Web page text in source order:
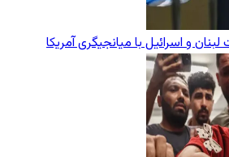
و اسرائیل با میانجیگری آمریکا